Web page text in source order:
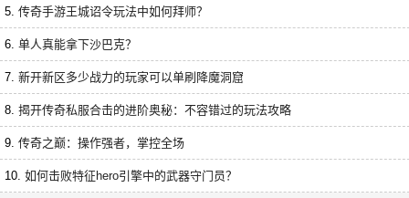
5. 传奇手游王城诏令玩法中如何拜师？
6. 单人真能拿下沙巴克？
7. 新开新区多少战力的玩家可以单刷降魔洞窟
8. 揭开传奇私服合击的进阶奥秘：不容错过的玩法攻略
9. 传奇之巅：操作强者，掌控全场
10. 如何击败特征hero引擎中的武器守门员？